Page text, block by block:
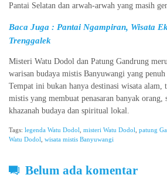
Pantai Selatan dan arwah-arwah yang masih
Baca Juga : Pantai Ngampiran, Wisata
Trenggalek
Misteri Watu Dodol dan Patung Gandrung
warisan budaya mistis Banyuwangi yang penuh
Tempat ini bukan hanya destinasi wisata alam,
mistis yang membuat penasaran banyak orang,
khazanah budaya dan spiritual lokal.
Tags: legenda Watu Dodol misteri Watu Dodol patung
Watu Dodol wisata mistis Banyuwangi
Belum ada komentar